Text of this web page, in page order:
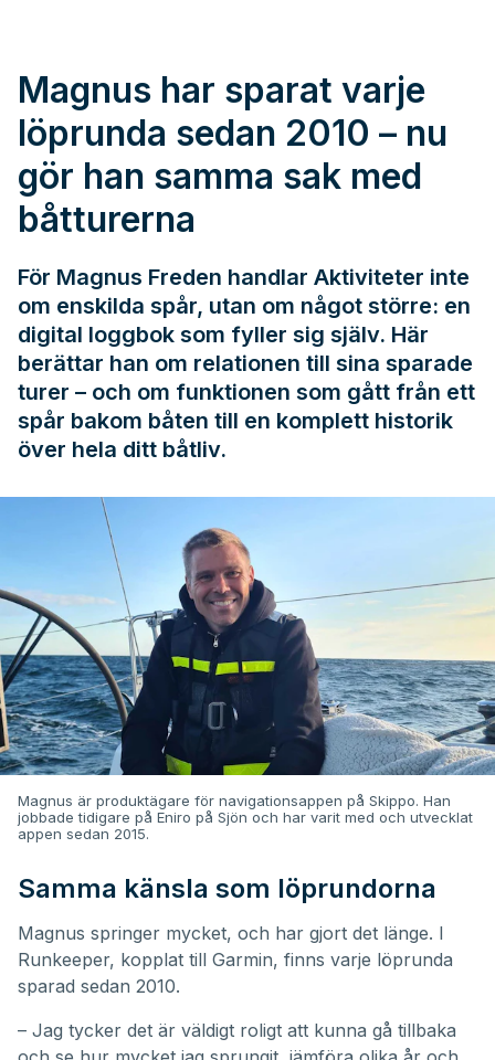
Magnus har sparat varje
löprunda sedan 2010 – nu
gör han samma sak med
båtturerna
För Magnus Freden handlar Aktiviteter inte
om enskilda spår, utan om något större: en
digital loggbok som fyller sig själv. Här
berättar han om relationen till sina sparade
turer – och om funktionen som gått från ett
spår bakom båten till en komplett historik
över hela ditt båtliv.
Magnus är produktägare för navigationsappen på Skippo. Han
jobbade tidigare på Eniro på Sjön och har varit med och utvecklat
appen sedan 2015.
Samma känsla som löprundorna
Magnus springer mycket, och har gjort det länge. I
Runkeeper, kopplat till Garmin, finns varje löprunda
sparad sedan 2010.
– Jag tycker det är väldigt roligt att kunna gå tillbaka